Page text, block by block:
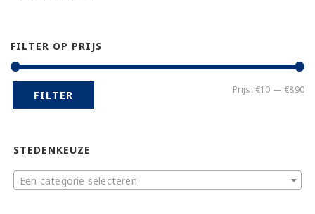
FILTER OP PRIJS
FILTER Prijs: €10 —€890
STEDENKEUZE
Een categorie selecteren